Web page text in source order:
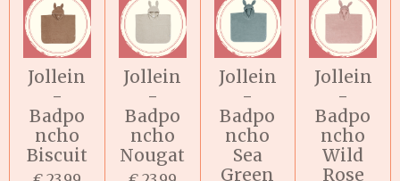
Jollein
-
Badpo
ncho
Biscuit
Jollein
-
Badpo
ncho
Nougat
Jollein
-
Badpo
ncho
Sea
Green
Jollein
-
Badpo
ncho
Wild
Rose